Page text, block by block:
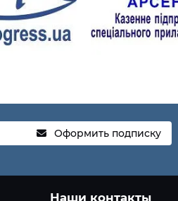
Оформить подписку
Наши контакты